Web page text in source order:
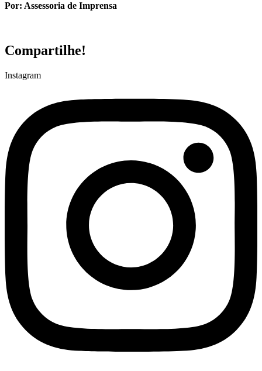
Por: Assessoria de Imprensa
Compartilhe!
Instagram